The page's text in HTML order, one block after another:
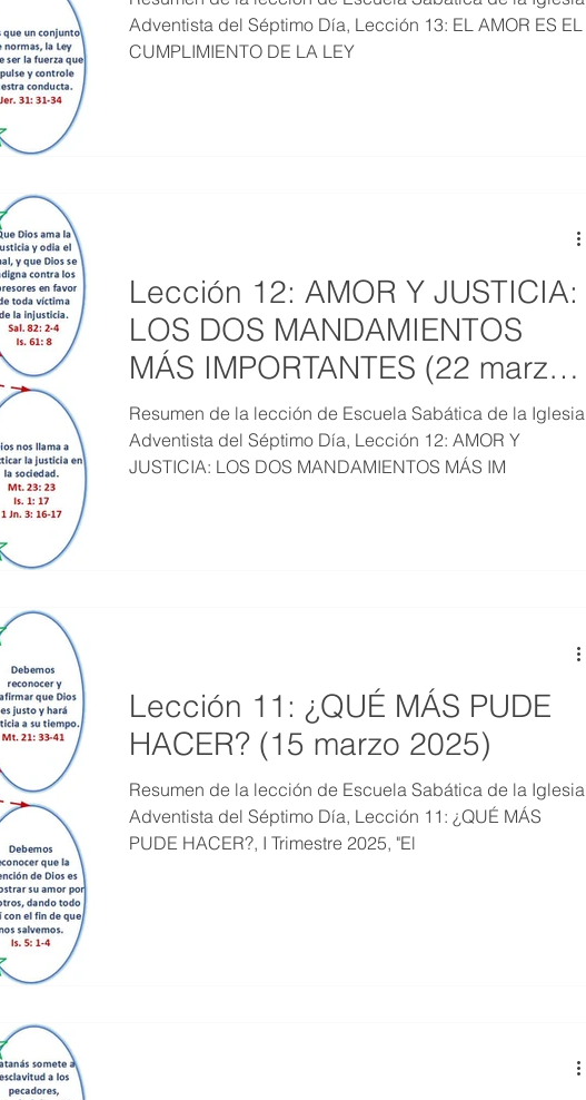
IV TRIMESTRE 2021
IV TRIMESTRE 2020
IV TRIMESTRE 2019
Adventista del Séptimo Día, Lección 13: EL AMOR ES EL
CUMPLIMIENTO DE LA LEY
Lección 12: AMOR Y JUSTICIA:
LOS DOS MANDAMIENTOS
MÁS IMPORTANTES (22 marzo
2025)
Resumen de la lección de Escuela Sabática de la Iglesia
Adventista del Séptimo Día, Lección 12: AMOR Y
JUSTICIA: LOS DOS MANDAMIENTOS MÁS IM
Lección 11: ¿QUÉ MÁS PUDE
HACER? (15 marzo 2025)
Resumen de la lección de Escuela Sabática de la Iglesia
Adventista del Séptimo Día, Lección 11: ¿QUÉ MÁS
PUDE HACER?, I Trimestre 2025, "El